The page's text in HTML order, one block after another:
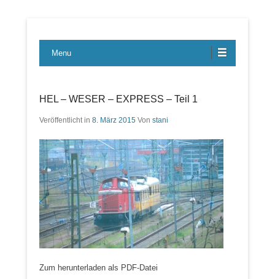
LBE-Express
Menu
HEL – WESER – EXPRESS – Teil 1
Veröffentlicht in 8. März 2015 Von stani
Zum herunterladen als PDF-Datei